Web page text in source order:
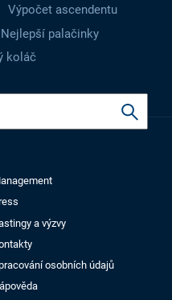
Výpočet ascendentu
Nejlepší palačinky
koláč
a výzvy
osobních údajů